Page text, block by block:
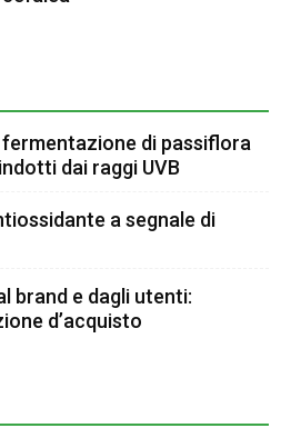
di passiflora
dai raggi UVB
a segnale di
brand e dagli utenti:
d’acquisto